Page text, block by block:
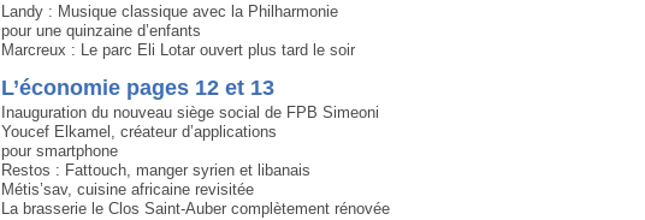
Landy : Musique classique avec la Philharmonie
pour une quinzaine d’enfants
Marcreux : Le parc Eli Lotar ouvert plus tard le soir
L’économie pages 12 et 13
Inauguration du nouveau siège social de FPB Simeoni
Youcef Elkamel, créateur d’applications
pour smartphone
Restos : Fattouch, manger syrien et libanais
Métis’sav, cuisine africaine revisitée
La brasserie le Clos Saint-Auber complètement rénovée